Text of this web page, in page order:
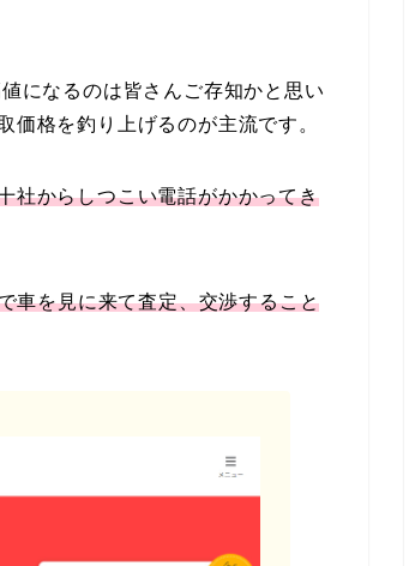
になるのは皆さんご存知かと思い
価格を釣り上げるのが主流です。
社からしつこい電話がかかってき
車を見に来て査定、交渉すること